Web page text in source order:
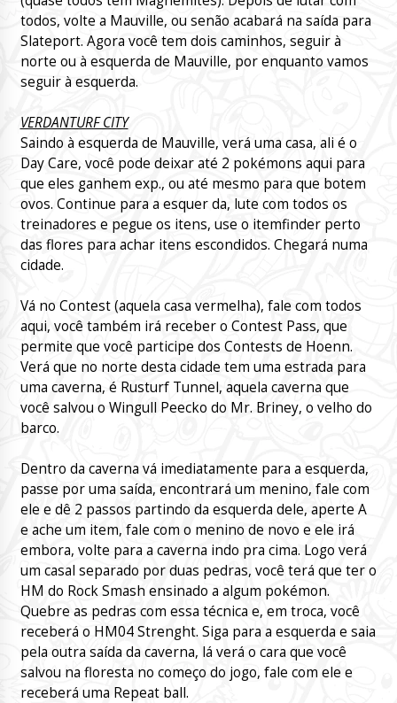
todos, volte a Mauville, ou senão acabará na saída para
Slateport. Agora você tem dois caminhos, seguir à
norte ou à esquerda de Mauville, por enquanto vamos
seguir à esquerda.
VERDANTURF CITY
Saindo à esquerda de Mauville, verá uma casa, ali é o
Day Care, você pode deixar até 2 pokémons aqui para
que eles ganhem exp., ou até mesmo para que botem
ovos. Continue para a esquer da, lute com todos os
treinadores e pegue os itens, use o itemfinder perto
das flores para achar itens escondidos. Chegará numa
cidade.
Vá no Contest (aquela casa vermelha), fale com todos
aqui, você também irá receber o Contest Pass, que
permite que você participe dos Contests de Hoenn.
Verá que no norte desta cidade tem uma estrada para
uma caverna, é Rusturf Tunnel, aquela caverna que
você salvou o Wingull Peecko do Mr. Briney, o velho do
barco.
Dentro da caverna vá imediatamente para a esquerda,
passe por uma saída, encontrará um menino, fale com
ele e dê 2 passos partindo da esquerda dele, aperte A
e ache um item, fale com o menino de novo e ele irá
embora, volte para a caverna indo pra cima. Logo verá
um casal separado por duas pedras, você terá que ter o
HM do Rock Smash ensinado a algum pokémon.
Quebre as pedras com essa técnica e, em troca, você
receberá o HM04 Strenght. Siga para a esquerda e saia
pela outra saída da caverna, lá verá o cara que você
salvou na floresta no começo do jogo, fale com ele e
receberá uma Repeat ball.